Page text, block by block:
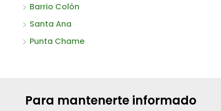
Barrio Colón
Santa Ana
Punta Chame
Para mantenerte informado